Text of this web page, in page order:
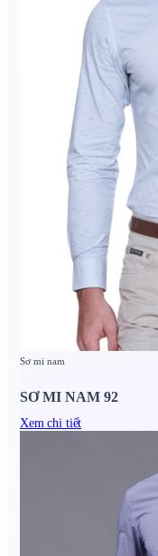
Sơ mi nam
SƠ MI NAM 92
Xem chi tiết